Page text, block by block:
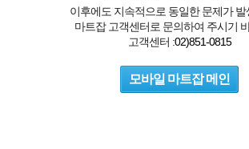
이후에도 지속적으로 동일한 문제가 발
마트잡 고객센터로 문의하여 주시기
고객센터 :02)851-0815
모바일 마트잡 메인